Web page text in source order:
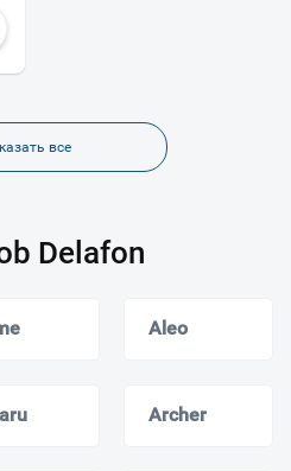
все
Delafon
Aleo
Archer